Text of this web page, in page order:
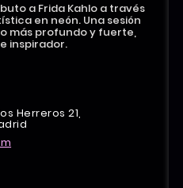
a Frida Kahlo a través
en neón. Una sesión
más profundo y fuerte,
inspirador.
Herreros 21,